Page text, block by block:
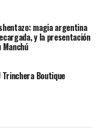
magia argentina
y la presentación
Manchú
Trinchera Boutique